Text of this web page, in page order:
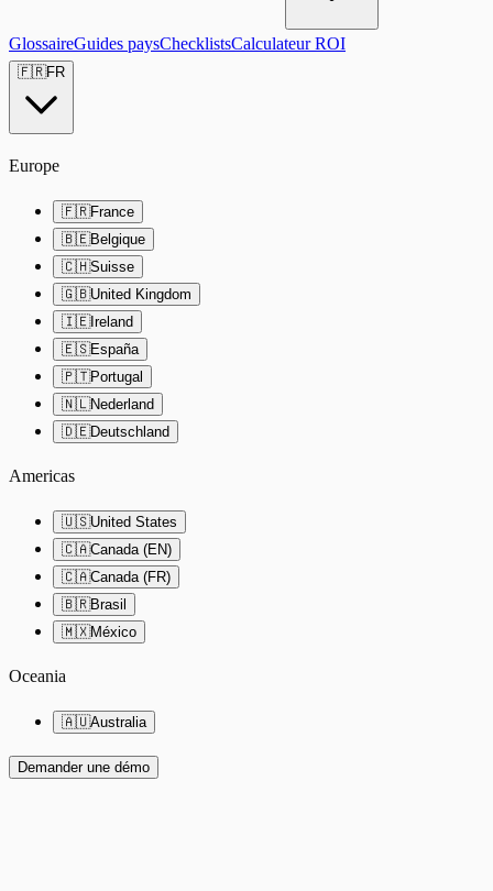
GlossaireGuides paysChecklistsCalculateur ROI
🇫🇷FR
Europe
🇫🇷France
🇧🇪Belgique
🇨🇭Suisse
🇬🇧United Kingdom
🇮🇪Ireland
🇪🇸España
🇵🇹Portugal
🇳🇱Nederland
🇩🇪Deutschland
Americas
🇺🇸United States
🇨🇦Canada (EN)
🇨🇦Canada (FR)
🇧🇷Brasil
🇲🇽México
Oceania
🇦🇺Australia
Demander une démo